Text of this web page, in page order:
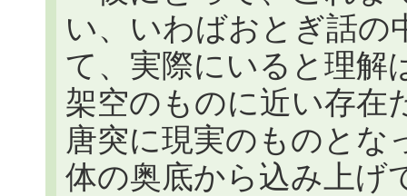
い、いわばおとぎ話の
て、実際にいると理解
架空のものに近い存在
唐突に現実のものと
体の奥底から込み上げ